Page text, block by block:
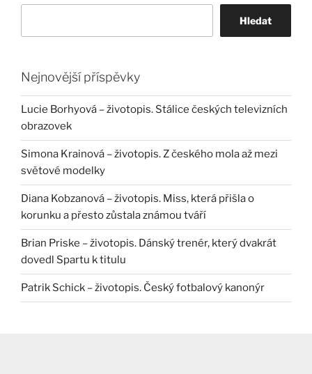
Hledat
Nejnovější příspěvky
Lucie Borhyová – životopis. Stálice českých televizních
obrazovek
Simona Krainová – životopis. Z českého mola až mezi
světové modelky
Diana Kobzanová – životopis. Miss, která přišla o
korunku a přesto zůstala známou tváří
Brian Priske – životopis. Dánský trenér, který dvakrát
dovedl Spartu k titulu
Patrik Schick – životopis. Český fotbalový kanonýr